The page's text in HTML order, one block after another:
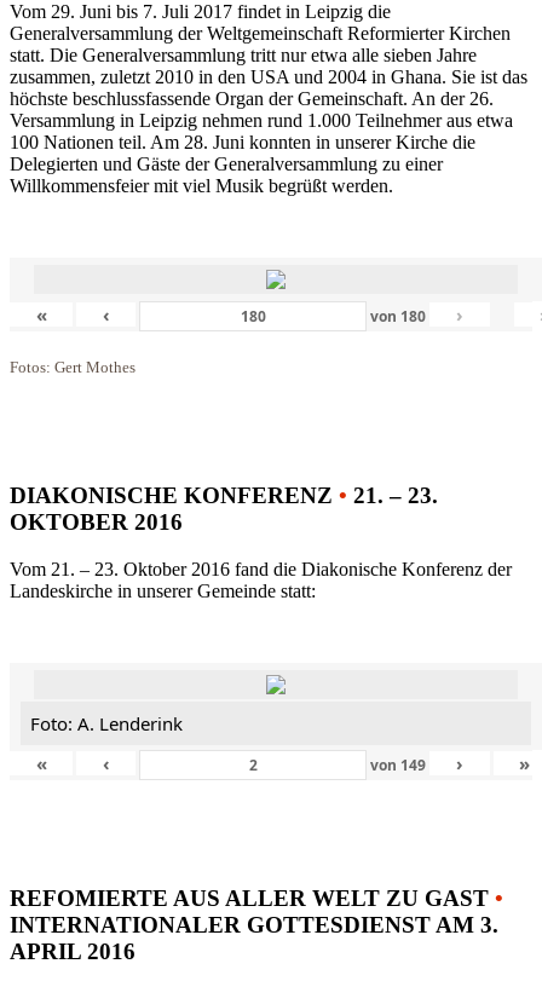
Vom 29. Juni bis 7. Juli 2017 findet in Leipzig die
Generalversammlung der Weltgemeinschaft Reformierter Kirchen
statt. Die Generalversammlung tritt nur etwa alle sieben Jahre
zusammen, zuletzt 2010 in den USA und 2004 in Ghana. Sie ist das
höchste beschlussfassende Organ der Gemeinschaft. An der 26.
Versammlung in Leipzig nehmen rund 1.000 Teilnehmer aus etwa
100 Nationen teil. Am 28. Juni konnten in unserer Kirche die
Delegierten und Gäste der Generalversammlung zu einer
Willkommensfeier mit viel Musik begrüßt werden.
« ‹ von 180 ›
Fotos: Gert Mothes
DIAKONISCHE KONFERENZ • 21. – 23.
OKTOBER 2016
Vom 21. – 23. Oktober 2016 fand die Diakonische Konferenz der
Landeskirche in unserer Gemeinde statt:
Foto: A. Lenderink
«
‹ von 149 › »
REFOMIERTE AUS ALLER WELT ZU GAST •
INTERNATIONALER GOTTESDIENST AM 3.
APRIL 2016